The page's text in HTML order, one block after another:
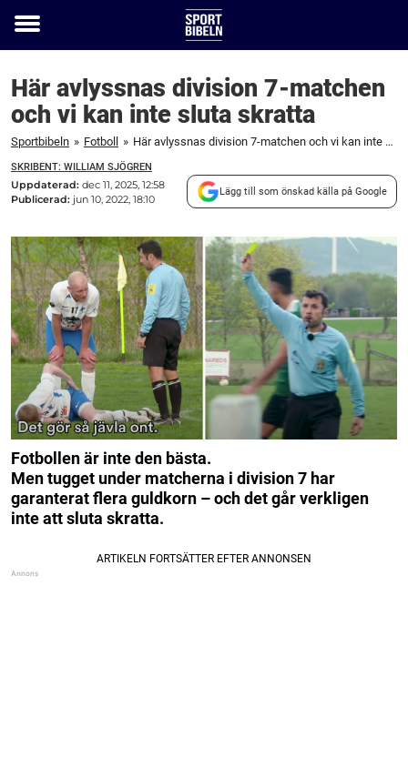
Toggle
Här avlyssnas division 7-matchen
och vi kan inte sluta skratta
Sportbibeln » Fotboll » Här avlyssnas division 7-matchen och vi kan inte sluta skratta
SKRIBENT: WILLIAM SJÖGREN
Uppdaterad: dec 11, 2025, 12:58
Publicerad: jun 10, 2022, 18:10
Lägg till som önskad källa på Google
Fotbollen är inte den bästa.
Men tugget under matcherna i division 7 har
garanterat flera guldkorn – och det går verkligen
inte att sluta skratta.